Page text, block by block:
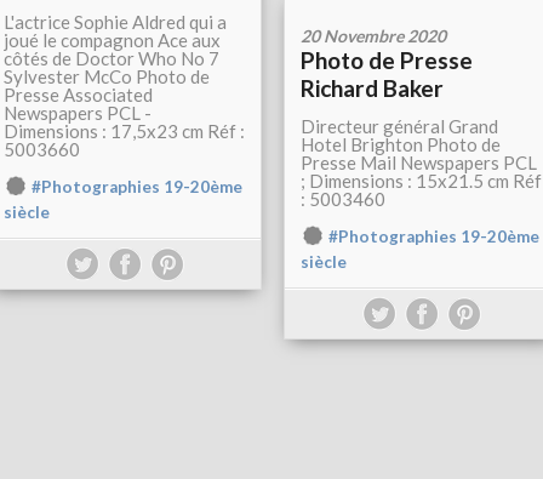
L'actrice Sophie Aldred qui a
joué le compagnon Ace aux
côtés de Doctor Who No 7
Sylvester McCo Photo de
Presse Associated
Newspapers PCL -
Dimensions : 17,5x23 cm Réf :
5003660
#Photographies 19-20ème
siècle
20 Novembre 2020
Photo de Presse
Richard Baker
Directeur général Grand
Hotel Brighton Photo de
Presse Mail Newspapers PCL
; Dimensions : 15x21.5 cm Réf
: 5003460
#Photographies 19-20ème
siècle